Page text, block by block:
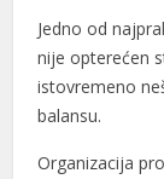
Jedno od
nije opterećen
istovremeno
balansu.
Organizacija